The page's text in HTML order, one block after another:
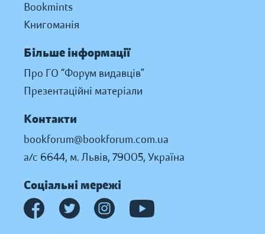
Bookmints
Книгоманія
Більше інформації
Про ГО “Форум видавців”
Презентаційні матеріали
Контакти
bookforum@bookforum.com.ua
а/с 6644, м. Львів, 79005, Україна
Соціальні мережі